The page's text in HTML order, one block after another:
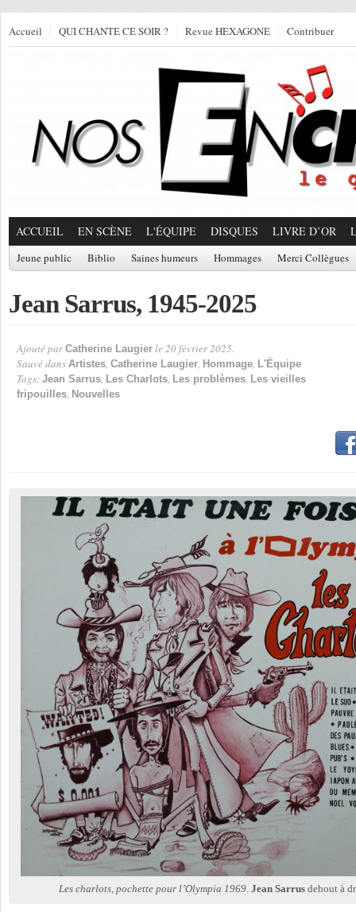
Accueil QUI CHANTE CE SOIR ? Revue HEXAGONE Contribuer
ACCUEIL EN SCÈNE L'ÉQUIPE DISQUES LIVRE D’OR
Jeune public Biblio Saines humeurs Hommages Merci Collègues
Jean Sarrus, 1945-2025
Ajouté par Catherine Laugier le 20 février 2025.
Sauvé dans Artistes, Catherine Laugier, Hommage, L'Équipe
Tags: Jean Sarrus, Les Charlots, Les problèmes, Les vieilles
fripouilles, Nouvelles
Les charlots, pochette pour l’Olympia 1969. Jean Sarrusdebout à